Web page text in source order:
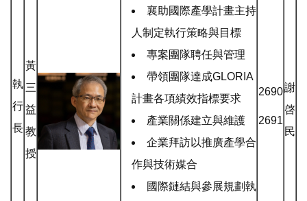
執
行
長
黃
三
益
教
授
襄助國際產學計畫主持
人制定執行策略與目標
專案團隊聘任與管理
帶領團隊達成GLORIA
計畫各項績效指標要求
產業關係建立與維護
企業拜訪以推廣產學合
作與技術媒合
國際鏈結與參展規劃執
2690
2691
謝
啓
民